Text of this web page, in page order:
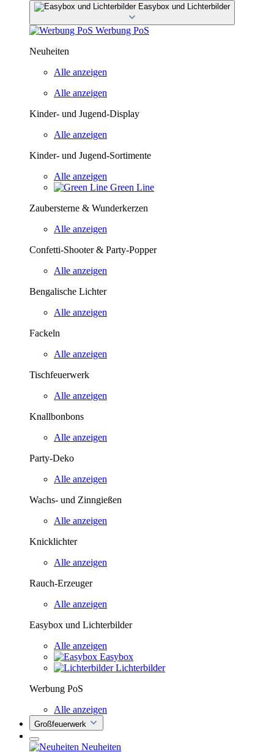
Easybox und Lichterbilder
Werbung PoS
Neuheiten
Alle anzeigen
Alle anzeigen
Kinder- und Jugend-Display
Alle anzeigen
Kinder- und Jugend-Sortimente
Alle anzeigen
Green Line
Zaubersterne & Wunderkerzen
Alle anzeigen
Confetti-Shooter & Party-Popper
Alle anzeigen
Bengalische Lichter
Alle anzeigen
Fackeln
Alle anzeigen
Tischfeuerwerk
Alle anzeigen
Knallbonbons
Alle anzeigen
Party-Deko
Alle anzeigen
Wachs- und Zinngießen
Alle anzeigen
Knicklichter
Alle anzeigen
Rauch-Erzeuger
Alle anzeigen
Easybox und Lichterbilder
Alle anzeigen
Easybox
Lichterbilder
Werbung PoS
Alle anzeigen
Großfeuerwerk
Neuheiten